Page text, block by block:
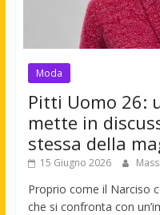
Moda
Pitti Uomo 26:
mette in
stessa della
15 Giugno 2026
Proprio come il Narciso
che si confronta con